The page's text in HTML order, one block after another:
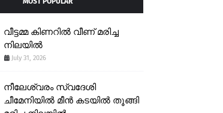
വീട്ടമ്മ കിണറിൽ വീണ് മരിച്ച
നിലയിൽ
July 31, 2026
നീലേശ്വരം സ്വദേശി
ചീമേനിയിൽ മീൻ കടയിൽ തൂങ്ങി